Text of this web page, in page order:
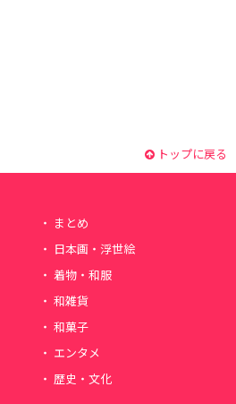
トップに戻る
まとめ
日本画・浮世絵
着物・和服
和雑貨
和菓子
エンタメ
歴史・文化